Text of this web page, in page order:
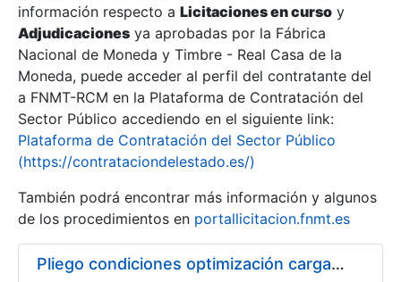
Mostra/Amaga
Mostra/Amaga
información respecto a Licitaciones en curso y
Adjudicaciones ya aprobadas por la Fábrica
Nacional de Moneda y Timbre - Real Casa de la
Moneda, puede acceder al perfil del contratante del
a FNMT-RCM en la Plataforma de Contratación del
Sector Público accediendo en el siguiente link:
Plataforma de Contratación del Sector Público
(https://contrataciondelestado.es/)
También podrá encontrar más información y algunos
de los procedimientos en portallicitacion.fnmt.es
Pliego condiciones optimización cargas compras firmado